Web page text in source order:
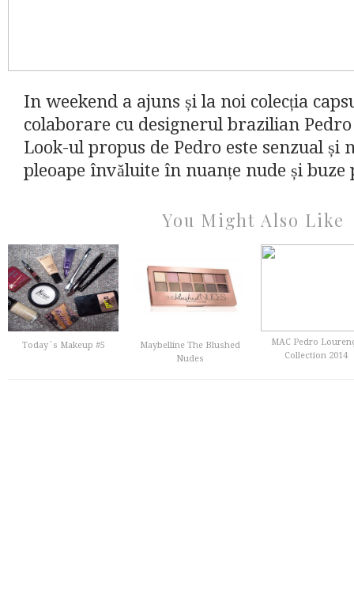
In weekend a ajuns și la noi colecția
colaborare cu designerul brazilian
Look-ul propus de Pedro este senzual și
pleoape învăluite în nuanțe nude și buze
You Might Also Like
Today`s Makeup #5
Maybelline The Blushed
Nudes
MAC Pedro
Collection 2014